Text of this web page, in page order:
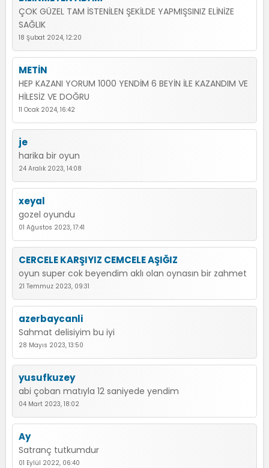
ÇOK GÜZEL TAM İSTENİLEN ŞEKİLDE YAPMIŞSINIZ ELİNİZE
SAĞLIK
18 Şubat 2024, 12:20
METİN
HEP KAZANI YORUM 1000 YENDİM 6 BEYİN İLE KAZANDIM VE
HİLESİZ VE DOĞRU
11 Ocak 2024, 16:42
je
harika bir oyun
24 Aralık 2023, 14:08
xeyal
gozel oyundu
01 Ağustos 2023, 17:41
CERCELE KARŞIYIZ CEMCELE AŞIĞIZ
oyun super cok beyendim aklı olan oynasın bir zahmet
21 Temmuz 2023, 09:31
azerbaycanli
Sahmat delisiyim bu iyi
28 Mayıs 2023, 13:50
yusufkuzey
abi çoban matıyla 12 saniyede yendim
04 Mart 2023, 18:02
Ay
Satranç tutkumdur
01 Eylül 2022, 06:40